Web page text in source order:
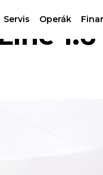
Servis Operák
1.6